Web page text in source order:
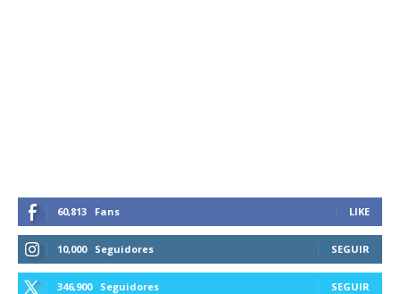
60,813 Fans LIKE
10,000 Seguidores SEGUIR
346,900 Seguidores SEGUIR